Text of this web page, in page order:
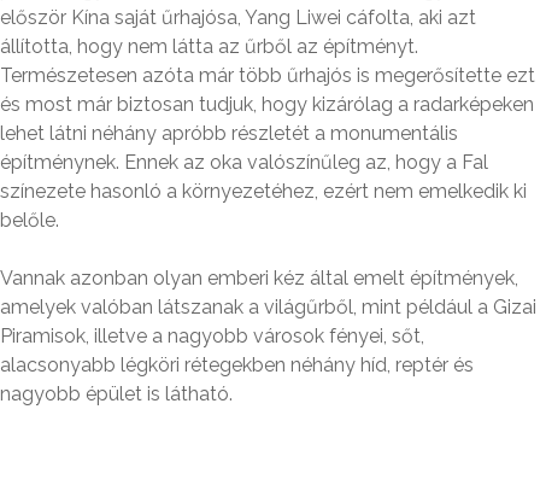
először Kína saját űrhajósa, Yang Liwei cáfolta, aki azt
állította, hogy nem látta az űrből az építményt.
Természetesen azóta már több űrhajós is megerősítette ezt
és most már biztosan tudjuk, hogy kizárólag a radarképeken
lehet látni néhány apróbb részletét a monumentális
építménynek. Ennek az oka valószínűleg az, hogy a Fal
színezete hasonló a környezetéhez, ezért nem emelkedik ki
belőle.
Vannak azonban olyan emberi kéz által emelt építmények,
amelyek valóban látszanak a világűrből, mint például a Gizai
Piramisok, illetve a nagyobb városok fényei, sőt,
alacsonyabb légköri rétegekben néhány híd, reptér és
nagyobb épület is látható.